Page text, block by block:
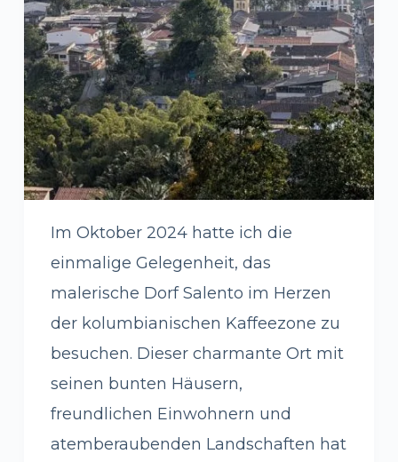
Im Oktober 2024 hatte ich die
einmalige Gelegenheit, das
malerische Dorf Salento im Herzen
der kolumbianischen Kaffeezone zu
besuchen. Dieser charmante Ort mit
seinen bunten Häusern,
freundlichen Einwohnern und
atemberaubenden Landschaften hat